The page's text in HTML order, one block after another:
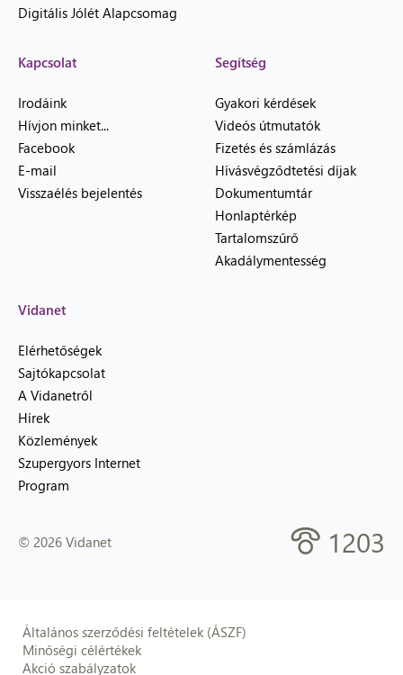
Digitális Jólét Alapcsomag
Kapcsolat
Irodáink
Hívjon minket...
Facebook
E-mail
Visszaélés bejelentés
Segítség
Gyakori kérdések
Videós útmutatók
Fizetés és számlázás
Hívásvégződtetési díjak
Dokumentumtár
Honlaptérkép
Tartalomszűrő
Akadálymentesség
Vidanet
Elérhetőségek
Sajtókapcsolat
A Vidanetről
Hírek
Közlemények
Szupergyors Internet
Program
© 2026 Vidanet 1203
Általános szerződési feltételek (ÁSZF)
Minőségi célértékek
Akció szabályzatok